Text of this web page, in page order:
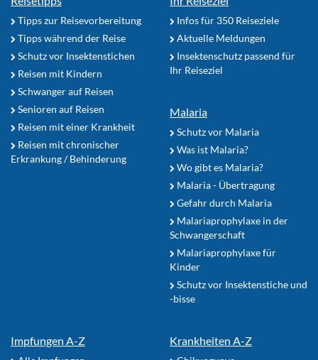
Tipps zur Reisevorbereitung
Tipps während der Reise
Schutz vor Insektenstichen
Reisen mit Kindern
Schwanger auf Reisen
Senioren auf Reisen
Reisen mit einer Krankheit
Reisen mit chronischer
Erkrankung / Behinderung
Infos für 350 Reiseziele
Aktuelle Meldungen
Insektenschutz passend für
Ihr Reiseziel
Malaria
Schutz vor Malaria
Was ist Malaria?
Wo gibt es Malaria?
Malaria - Übertragung
Gefahr durch Malaria
Malariaprophylaxe in der
Schwangerschaft
Malariaprophylaxe für
Kinder
Schutz vor Insektenstiche und
-bisse
Impfungen A-Z Krankheiten A-Z